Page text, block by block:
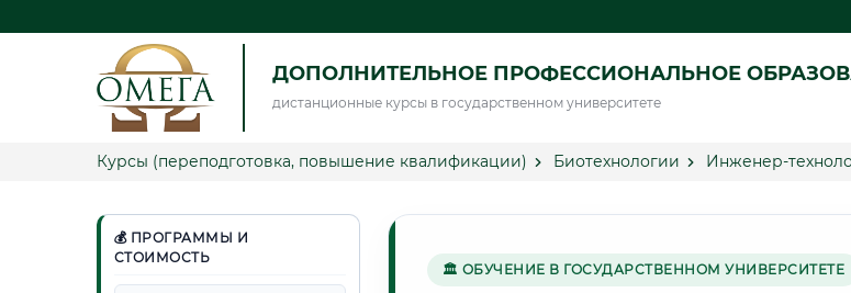
ДОПОЛНИТЕЛЬНОЕ ПРОФЕССИОНАЛЬНОЕ
дистанционные курсы в государственном университете
Курсы (переподготовка, повышение квалификации) Биотехнологии Инженер-
💰 ПРОГРАММЫ И
СТОИМОСТЬ
🏛 ОБУЧЕНИЕ В ГОСУДАРСТВЕННОМ УНИВЕРСИТЕТЕ